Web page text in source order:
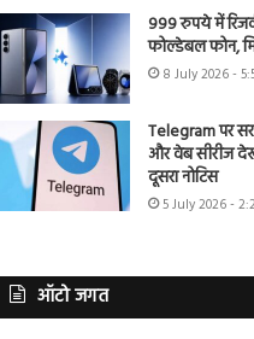
999 रुपये में
फोल्डेबल फोन,
8 July 2026 -
Telegram पर
और वेब सीरीज
दूसरा नोटिस
5 July 2026 -
ऑटो जगत